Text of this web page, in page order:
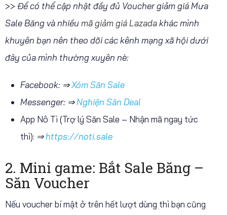
>> Để có thể cập nhật đầy đủ Voucher giảm giá Mưa
Sale Băng và nhiều mã giảm giá Lazadakhác mình
khuyên bạn nên theo dõi các kênh mạng xã hội dưới
đây của mình thường xuyên nè:
Facebook: ⇒Xóm Săn Sale
Messenger: ⇒Nghiện Săn Deal
App Nô Tì (Trợ lý Săn Sale – Nhận mã ngay tức
thì): ⇒https://noti.sale
2. Mini game: Bắt Sale Băng –
Săn Voucher
Nếu voucher bí mật ở trên hết lượt dùng thì bạn cũng